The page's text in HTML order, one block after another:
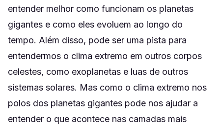
entender melhor como funcionam os planetas
gigantes e como eles evoluem ao longo do
tempo. Além disso, pode ser uma pista para
entendermos o clima extremo em outros corpos
celestes, como exoplanetas e luas de outros
sistemas solares. Mas como o clima extremo nos
polos dos planetas gigantes pode nos ajudar a
entender o que acontece nas camadas mais